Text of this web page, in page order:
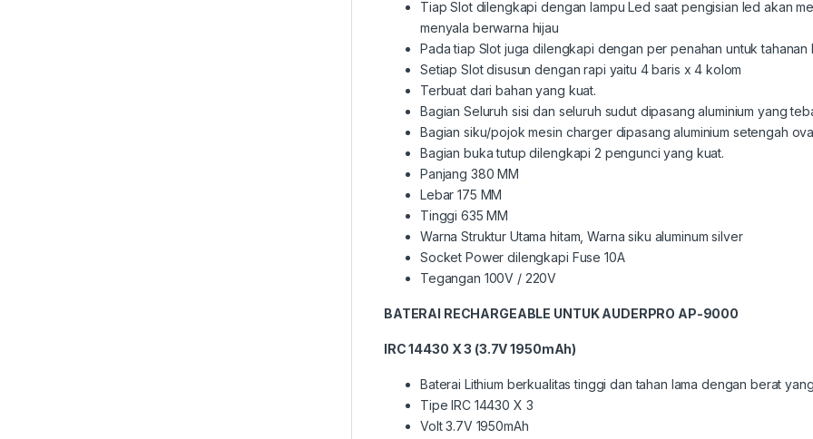
Tiap Slot dilengkapi dengan lampu Led saat pengisian led akan
menyala berwarna hijau
Pada tiap Slot juga dilengkapi dengan per penahan untuk tahanan
Setiap Slot disusun dengan rapi yaitu 4 baris x 4 kolom
Terbuat dari bahan yang kuat.
Bagian Seluruh sisi dan seluruh sudut dipasang aluminium yang
Bagian siku/pojok mesin charger dipasang aluminium setengah
Bagian buka tutup dilengkapi 2 pengunci yang kuat.
Panjang 380 MM
Lebar 175 MM
Tinggi 635 MM
Warna Struktur Utama hitam, Warna siku aluminum silver
Socket Power dilengkapi Fuse 10A
Tegangan 100V / 220V
BATERAI RECHARGEABLE UNTUK AUDERPRO AP-9000
IRC 14430 X 3 (3.7V 1950mAh)
Baterai Lithium berkualitas tinggi dan tahan lama dengan berat
Tipe IRC 14430 X 3
Volt 3.7V 1950mAh